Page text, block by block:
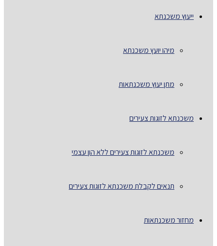
ייעוץ משכנתא
מיהו יועץ משכנתא
מתן יעוץ משכנתאות
משכנתא לזוגות צעירים
משכנתא לזוגות צעירים ללא הון עצמי
תנאים לקבלת משכנתא לזוגות צעירים
מחזור משכנתאות